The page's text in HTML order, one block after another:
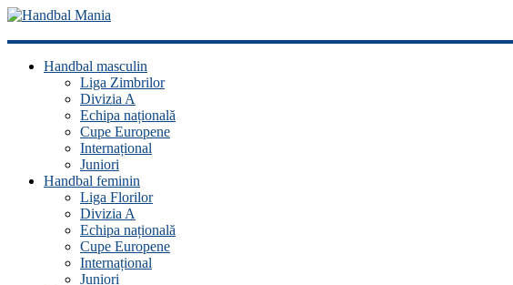
Handbal
ManiaHandbal masculin
Liga Zimbrilor
Divizia A
Echipa națională
Cupe Europene
Internațional
Juniori
Handbal feminin
Liga Florilor
Divizia A
Echipa națională
Cupe Europene
Internațional
Juniori